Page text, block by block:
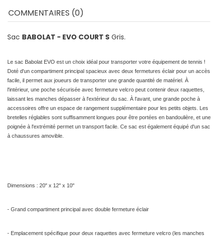
COMMENTAIRES (0)
Sac BABOLAT - EVO COURT S Gris.
Le sac Babolat EVO est un choix idéal pour transporter votre équipement de tennis !
Doté d'un compartiment principal spacieux avec deux fermetures éclair pour un accès
facile, il permet aux joueurs de transporter une grande quantité de matériel. À
l'intérieur, une poche sécurisée avec fermeture velcro peut contenir deux raquettes,
laissant les manches dépasser à l'extérieur du sac. À l'avant, une grande poche à
accessoires offre un espace de rangement supplémentaire pour les petits objets. Les
bretelles réglables sont suffisamment longues pour être portées en bandoulière, et une
poignée à l'extrémité permet un transport facile. Ce sac est également équipé d'un sac
à chaussures amovible.
Dimensions : 20" x 12" x 10"
- Grand compartiment principal avec double fermeture éclair
- Emplacement spécifique pour deux raquettes avec fermeture velcro (les manches